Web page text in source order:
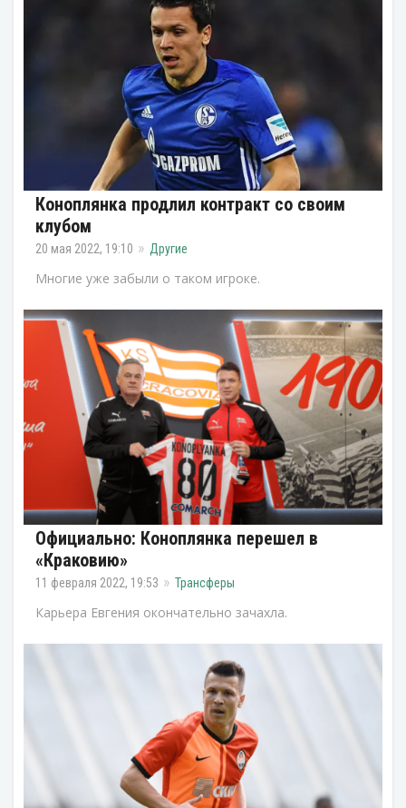
Коноплянка продлил контракт со своим
клубом
20 мая 2022, 19:10 Другие
Многие уже забыли о таком игроке.
Официально: Коноплянка перешел в
«Краковию»
11 февраля 2022, 19:53 Трансферы
Карьера Евгения окончательно зачахла.